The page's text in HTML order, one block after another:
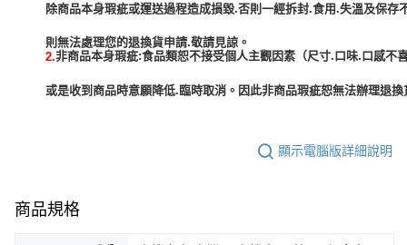
除商品本身瑕疵或運送過程造成損毀.否則一經拆封.食用.失溫及保存
2.非商品本身瑕疵:食品類恕不接受個人主觀因素（尺寸.口味.口感不
或是收到商品時意願降低.臨時取消。因此非商品瑕疵恕無法辦理退
顯示電腦版詳細說明
商品規格